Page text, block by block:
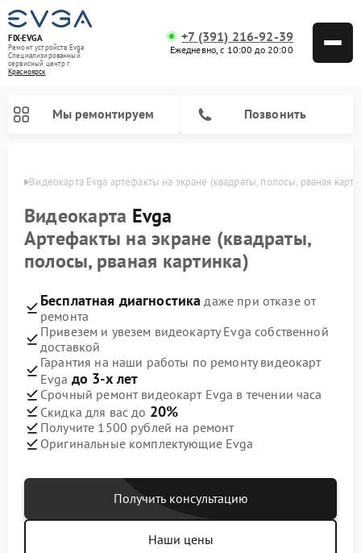
FIX-EVGA
Ремонт устройств Evga
Специализированный
cервисный центр г.
Красноярск
+7 (391) 216-92-39
Ежедневно, с 10:00 до 20:00
Мы ремонтируем Позвонить
Видеокарта Evga артефакты на экране (квадраты, полосы, рваная
Видеокарта Evga
Артефакты на экране (квадраты,
полосы, рваная картинка)
Бесплатная диагностика даже при отказе от
ремонта
Привезем и увезем видеокарту Evga собственной
доставкой
Гарантия на наши работы по ремонту видеокарт
Evga до 3-х лет
Срочный ремонт видеокарт Evga в течении часа
Скидка для вас до 20%
Получите 1500 рублей на ремонт
Оригинальные комплектующие Evga
Получить консультацию
Наши цены